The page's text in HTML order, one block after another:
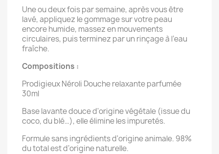
Une ou deux fois par semaine, après vous être
lavé, appliquez le gommage sur votre peau
encore humide, massez en mouvements
circulaires, puis terminez par un rinçage à l’eau
fraîche.
Compositions :
Prodigieux Néroli Douche relaxante parfumée
30ml
Base lavante douce d'origine végétale (issue du
coco, du blé…), elle élimine les impuretés.
Formule sans ingrédients d'origine animale. 98%
du total est d‘origine naturelle.